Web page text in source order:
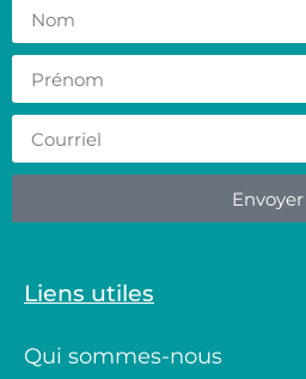
Envoyer
Liens utiles
Qui sommes-nous